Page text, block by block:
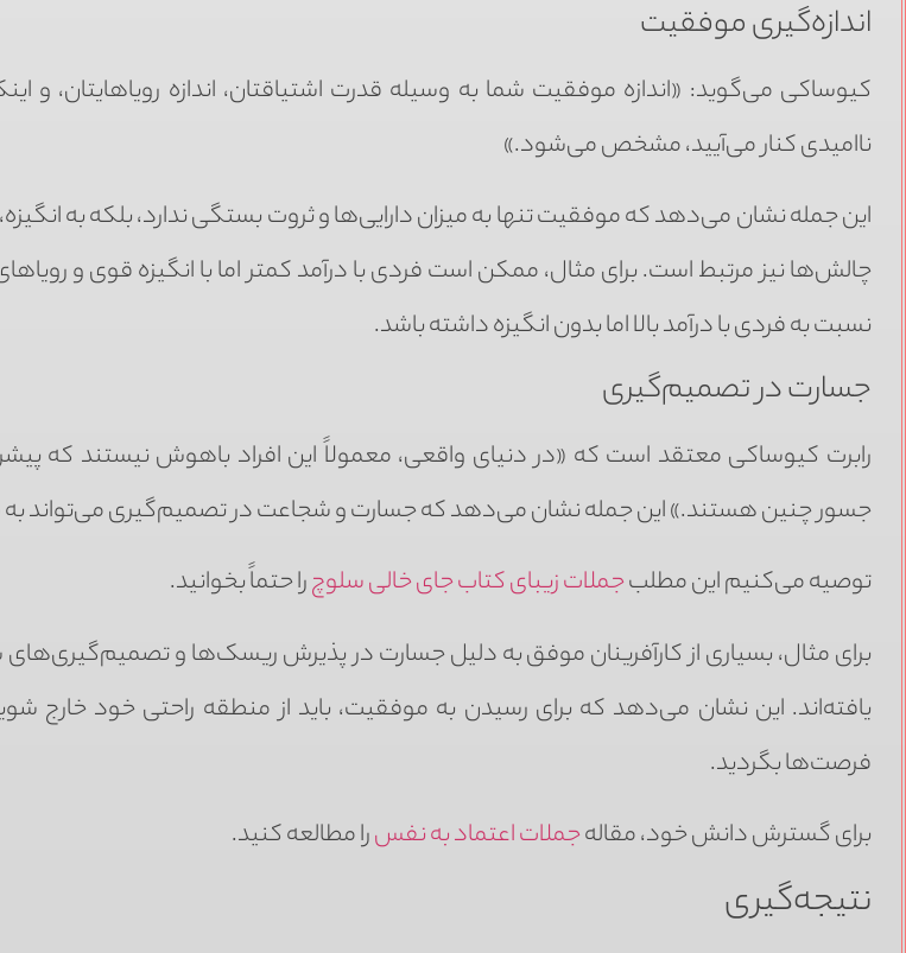
اندازه‌گیری موفقیت
کیوساکی می‌گوید: «اندازه موفقیت شما به وسیله قدرت اشتیاقتان، اندازه رویاهایتان، و
ناامیدی کنار می‌آیید، مشخص می‌شود.»
این جمله نشان می‌دهد که موفقیت تنها به میزان دارایی‌ها و ثروت بستگی ندارد، بلکه به انگیزه،
چالش‌ها نیز مرتبط است. برای مثال، ممکن است فردی با درآمد کمتر اما با انگیزه قوی و
نسبت به فردی با درآمد بالا اما بدون انگیزه داشته باشد.
جسارت در تصمیم‌گیری
رابرت کیوساکی معتقد است که «در دنیای واقعی، معمولاً این افراد باهوش نیستند که
جسور چنین هستند.» این جمله نشان می‌دهد که جسارت و شجاعت در تصمیم‌گیری می‌تواند
توصیه می‌کنیم این مطلبجملات زیبای کتاب جای خالی سلوچرا حتماً بخوانید.
برای مثال، بسیاری از کارآفرینان موفق به دلیل جسارت در پذیرش ریسک‌ها و
یافته‌اند. این نشان می‌دهد که برای رسیدن به موفقیت، باید از منطقه راحتی خود خارج
فرصت‌ها بگردید.
برای گسترش دانش خود، مقالهجملات اعتماد به نفسرا مطالعه کنید.
نتیجه‌گیری